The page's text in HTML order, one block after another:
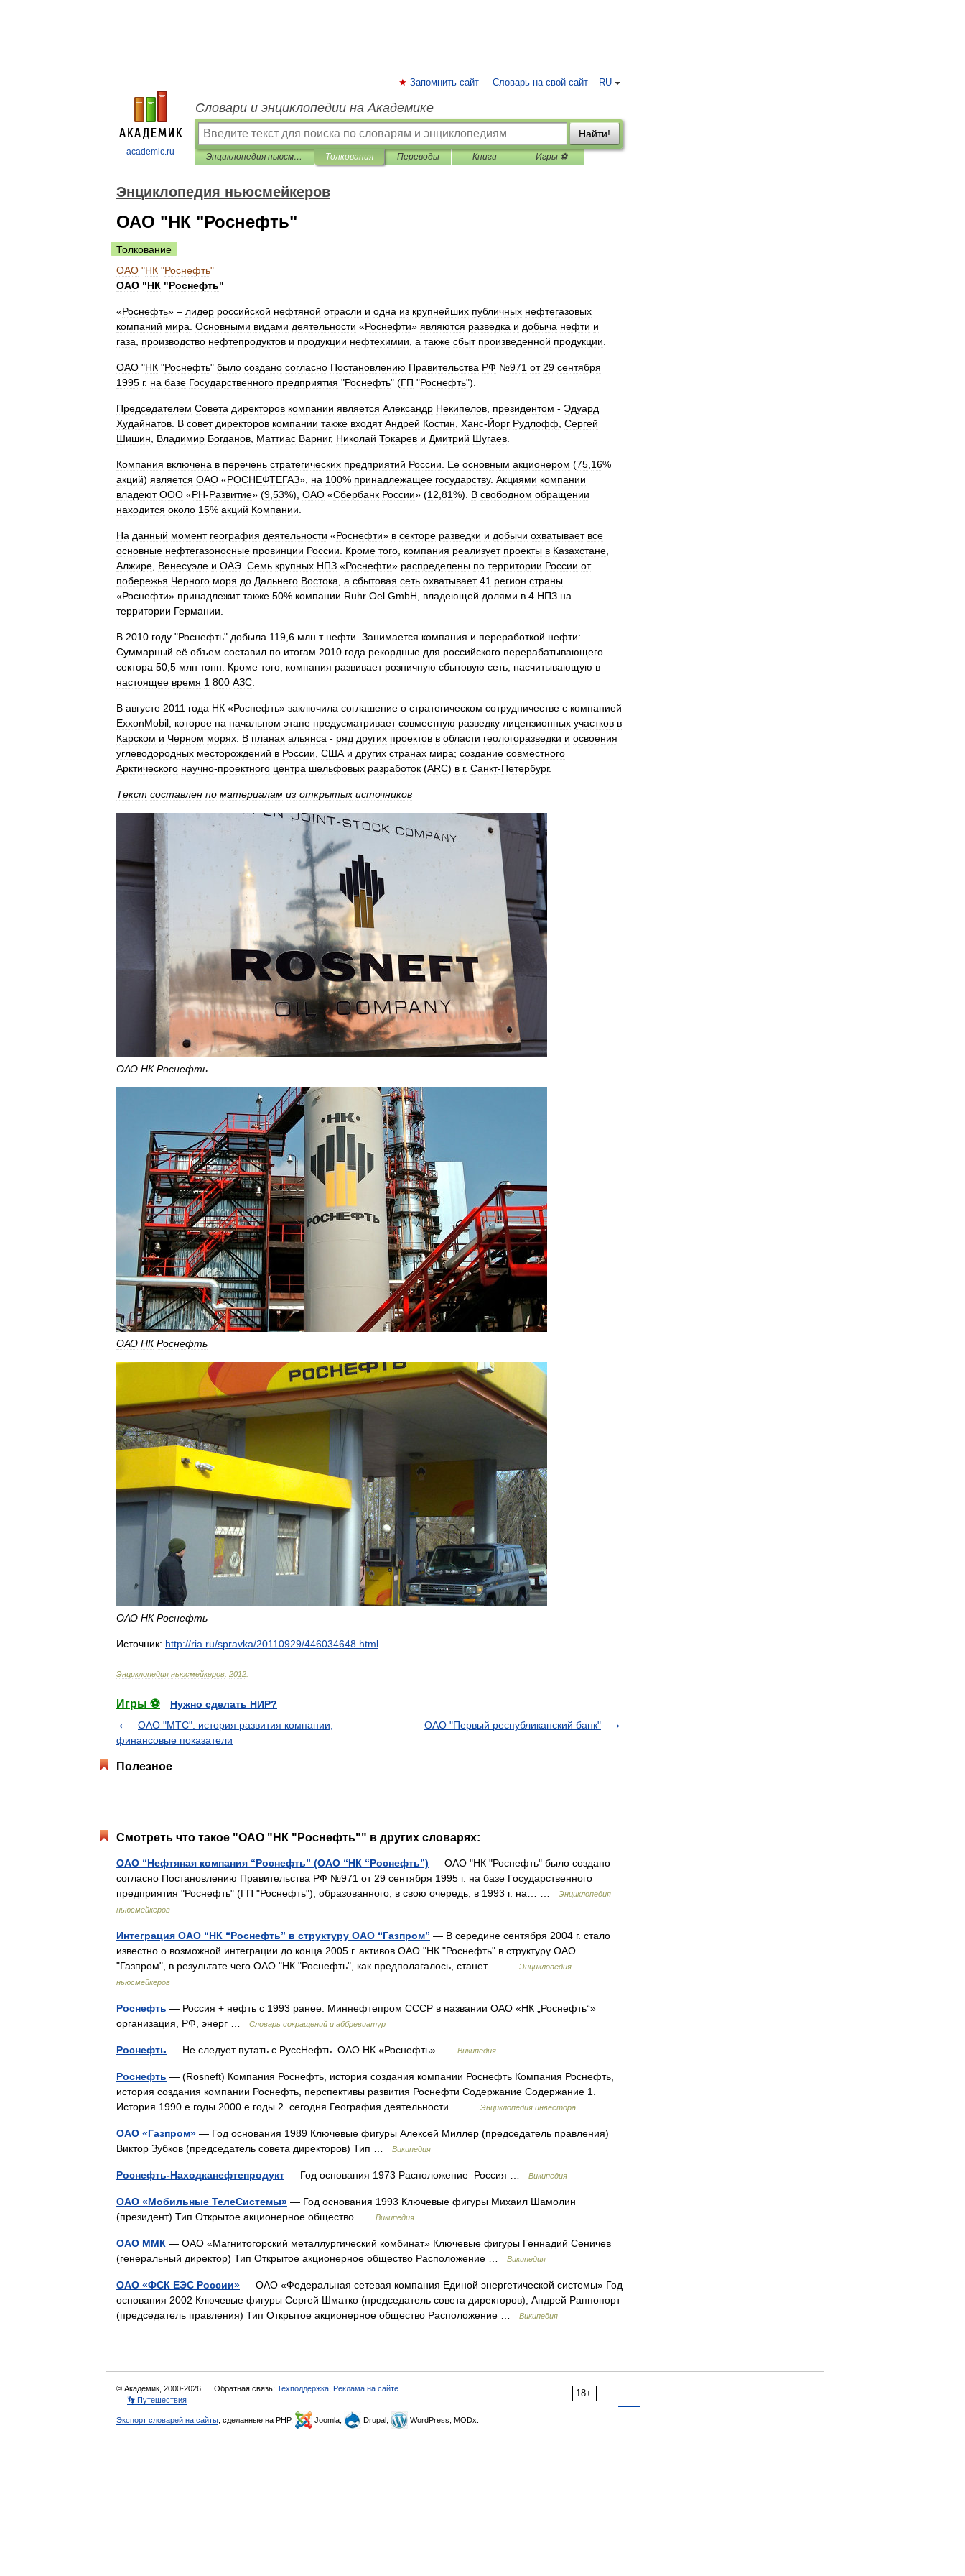
academic.ru
RU
Запомнить сайт Словарь на свой сайт
Словари и энциклопедии на Академике
Найти!
Энциклопедия ньюсмейкеров Толкования Переводы Книги Игры ⚽
Энциклопедия ньюсмейкеров
ОАО "НК "Роснефть"
Толкование
ОАО "НК "Роснефть"
ОАО "НК "Роснефть"
«Роснефть» – лидер российской нефтяной отрасли и одна из крупнейших публичных нефтегазовых
компаний мира Основными видами деятельности «Роснефти» являются разведка и добыча нефти и
газа
производство нефтепродуктов и продукции нефтехимии а также сбыт произведенной продукции
ОАО "НК "Роснефть" было создано согласно Постановлению Правительства РФ №971 от 29 сентября
1995 г. на базе Государственного предприятия "Роснефть" (ГП "Роснефть").
Председателем Совета директоров компании является Александр Некипелов президентом - Эдуард
Худайнатов В совет директоров компании также входят Андрей Костин Ханс-Йорг Рудлофф Сергей
Шишин
Владимир Богданов Маттиас Варниг, Николай Токарев и Дмитрий Шугаев
Компания включена в перечень стратегических предприятий России Ее основным акционером (75 16%
акций) является ОАО «РОСНЕФТЕГАЗ», на 100% принадлежащее государству. Акциями компании
владеют ООО «РН-Развитие» (9 53%), ОАО «Сбербанк России» (12 81%). В свободном обращении
находится около 15% акций Компании
На данный момент география деятельности «Роснефти» в секторе разведки и добычи охватывает все
основные нефтегазоносные провинции России Кроме того компания реализует проекты в Казахстане
Алжире Венесуэле и ОАЭ Семь крупных НПЗ «Роснефти» распределены по территории России от
побережья Черного моря до Дальнего Востока а сбытовая сеть охватывает 41 регион страны
«Роснефти» принадлежит также 50% компании Ruhr Oel GmbH владеющей долями в 4 НПЗ на
территории Германии
В 2010 году "Роснефть" добыла 119 6 млн т нефти Занимается компания и переработкой нефти:
Суммарный её объем составил по итогам 2010 года рекордные для российского перерабатывающего
сектора 50 5 млн тонн Кроме того компания развивает розничную сбытовую сеть насчитывающую в
настоящее время 1 800 АЗС
В августе 2011 года НК «Роснефть» заключила cоглашение о стратегическом сотрудничестве с компанией
ExxonMobil которое на начальном этапе предусматривает совместную разведку лицензионных участков в
Карском и Черном морях В планах альянса - ряд других проектов в области геологоразведки и освоения
углеводородных месторождений в России США и других странах мира; создание совместного
Арктического научно-проектного центра шельфовых разработок (ARC) в г. Санкт-Петербург.
Текст составлен по материалам из открытых источников
ОАО НК Роснефть
ОАО НК Роснефть
ОАО НК Роснефть
Источник: http://ria ru/spravka/20110929/446034648 html
Энциклопедия ньюсмейкеров 2012
Игры ⚽
Нужно сделать НИР?
ОАО "МТС": история развития компании,
финансовые показатели
ОАО "Первый республиканский банк"
Полезное
Смотреть что такое "ОАО "НК "Роснефть"" в других словарях:
ОАО “Нефтяная компания “Роснефть” (ОАО “НК “Роснефть”) — ОАО "НК "Роснефть" было создано
согласно Постановлению Правительства РФ №971 от 29 сентября 1995 г. на базе Государственного
предприятия "Роснефть" (ГП "Роснефть"), образованного, в свою очередь, в 1993 г. на… …
Энциклопедия
ньюсмейкеров
Интеграция ОАО “НК “Роснефть” в структуру ОАО “Газпром” — В середине сентября 2004 г. стало
известно о возможной интеграции до конца 2005 г. активов ОАО "НК "Роснефть" в структуру ОАО
"Газпром", в результате чего ОАО "НК "Роснефть", как предполагалось, станет… …
Энциклопедия
ньюсмейкеров
Роснефть — Россия + нефть с 1993 ранее: Миннефтепром СССР в названии ОАО «НК „Роснефть“»
организация, РФ, энерг …
Словарь сокращений и аббревиатур
Роснефть — Не следует путать с РуссНефть. ОАО НК «Роснефть» … Википедия
Роснефть — (Rosneft) Компания Роснефть, история создания компании Роснефть Компания Роснефть,
история создания компании Роснефть, перспективы развития Роснефти Содержание Содержание 1.
История 1990 е годы 2000 е годы 2. сегодня География деятельности… …
Энциклопедия инвестора
ОАО «Газпром» — Год основания 1989 Ключевые фигуры Алексей Миллер (председатель правления)
Виктор Зубков (председатель совета директоров) Тип …
Википедия
Роснефть-Находканефтепродукт — Год основания 1973 Расположение Россия … Википедия
ОАО «Мобильные ТелеСистемы» — Год основания 1993 Ключевые фигуры Михаил Шамолин
(президент) Тип Открытое акционерное общество …
Википедия
ОАО ММК — ОАО «Магнитогорский металлургический комбинат» Ключевые фигуры Геннадий Сеничев
(генеральный директор) Тип Открытое акционерное общество Расположение …
Википедия
ОАО «ФСК ЕЭС России» — ОАО «Федеральная сетевая компания Единой энергетической системы» Год
основания 2002 Ключевые фигуры Сергей Шматко (председатель совета директоров), Андрей Раппопорт
(председатель правления) Тип Открытое акционерное общество Расположение …
Википедия
18+
© Академик, 2000-2026 Обратная связь: Техподдержка Реклама на сайте
👣 Путешествия
Экспорт словарей на сайты , сделанные на PHP, Joomla, Drupal, WordPress, MODx.